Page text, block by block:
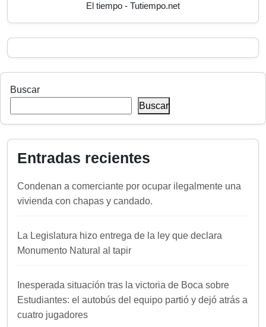
El tiempo - Tutiempo.net
Buscar
Buscar
Entradas recientes
Condenan a comerciante por ocupar ilegalmente una
vivienda con chapas y candado.
La Legislatura hizo entrega de la ley que declara
Monumento Natural al tapir
Inesperada situación tras la victoria de Boca sobre
Estudiantes: el autobús del equipo partió y dejó atrás a
cuatro jugadores